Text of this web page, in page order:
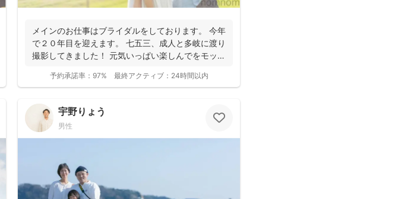
メインのお仕事はブライダルをしております。 今年
で２０年目を迎えます。 七五三、成人と多岐に渡り
撮影してきました！ 元気いっぱい楽しんでをモット
予約承諾率： 97% 最終アクティブ： 24時間以内
宇野りょう
男性